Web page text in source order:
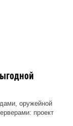
оружейной
проект